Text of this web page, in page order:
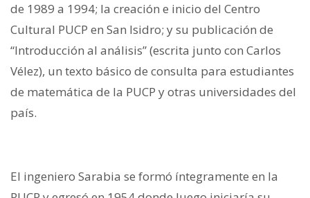
de 1989 a 1994; la creación e inicio del Centro
Cultural PUCP en San Isidro; y su publicación de
“Introducción al análisis” (escrita junto con Carlos
Vélez), un texto básico de consulta para estudiantes
de matemática de la PUCP y otras universidades del
país.
El ingeniero Sarabia se formó íntegramente en la